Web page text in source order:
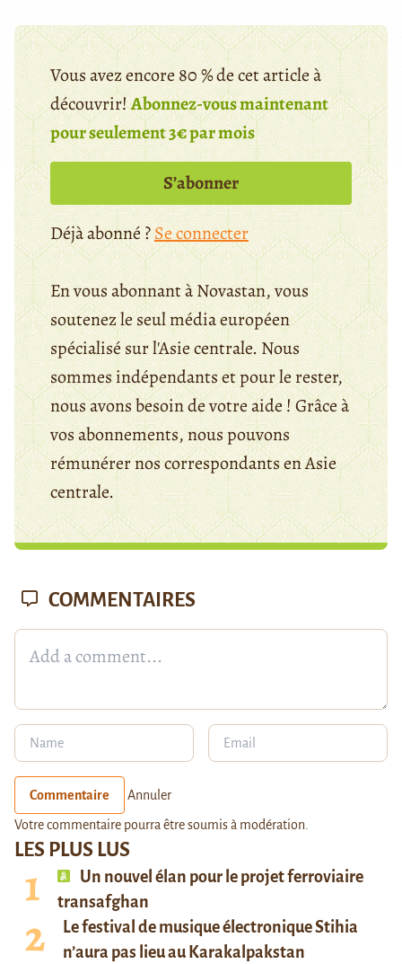
Vous avez encore 80 % de cet article à
découvrir!Abonnez-vous maintenant
pour seulement 3€ par mois
S’abonner
Déjà abonné ?Se connecter
En vous abonnant à Novastan, vous
soutenez le seul média européen
spécialisé sur l'Asie centrale. Nous
sommes indépendants et pour le rester,
nous avons besoin de votre aide ! Grâce à
vos abonnements, nous pouvons
rémunérer nos correspondants en Asie
centrale.
LES PLUS LUS
Un nouvel élan pour le projet ferroviaire
transafghan
Le festival de musique électronique Stihia
n’aura pas lieu au Karakalpakstan
COMMENTAIRES
Commentaire Annuler
Votre commentaire pourra être soumis à modération.